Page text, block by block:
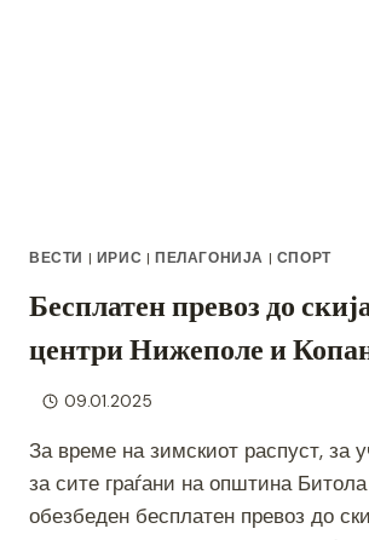
ВЕСТИ | ИРИС | ПЕЛАГОНИЈА | СПОРТ
Бесплатен превоз до
центри Нижеполе и
09.01.2025
За време на зимскиот распуст, за
за сите граѓани на општина
обезбеден бесплатен превоз до